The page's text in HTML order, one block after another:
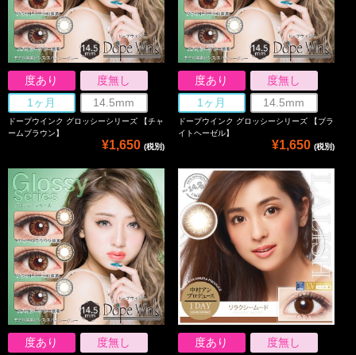
度あり
度無し
1ヶ月
14.5mm
ドープウインク グロッシーシリーズ 【チャ
ームブラウン】
¥1,650 (税別)
度あり
度無し
1ヶ月
14.5mm
ドープウインク グロッシーシリーズ 【ブラ
イトヘーゼル】
¥1,650 (税別)
度あり
度無し
度あり
度無し